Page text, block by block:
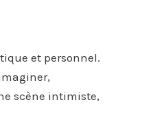
et personnel.
scène intimiste,